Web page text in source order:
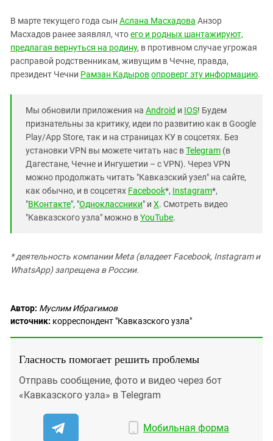
В марте текущего года сын Аслана Масхадова Анзор
Масхадов ранее заявлял, чтоего и родных шантажируют,
предлагая вернуться на родину, в противном случае угрожая
расправой родственникам, живущим в Чечне, правда,
президент Чечни Рамзан Кадыровопроверг эту информацию.
Мы обновили приложения на Android и IOS! Будем
признательны за критику, идеи по развитию как в Google
Play/App Store, так и на страницах КУ в соцсетях. Без
установки VPN вы можете читать нас вTelegram (в
Дагестане, Чечне и Ингушетии – с VPN). Через VPN
можно продолжать читать "Кавказский узел" на сайте,
как обычно, и в соцсетях Facebook*, Instagram*,
"ВКонтакте", "Одноклассники" и X. Смотреть видео
"Кавказского узла" можно вYouTube.
* деятельность компании Meta (владеет Facebook, Instagram и
WhatsApp) запрещена в России.
Автор: Муслим Ибрагимов
источник: корреспондент "Кавказского узла"
Гласность помогает решить проблемы
Отправь сообщение, фото и видео через бот
«Кавказского узла» в Telegram
Мобильная форма